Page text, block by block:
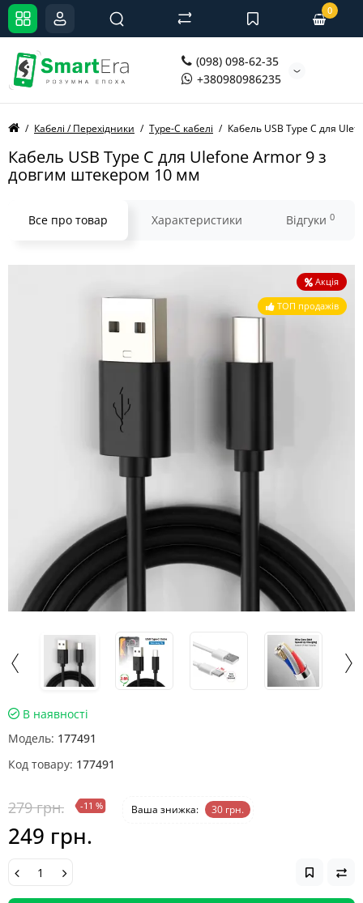
(098) 098-62-35
+380980986235
0
Кабелі / Перехідники Type-C кабелі Кабель USB Type C для
Кабель USB Type C для Ulefone Armor 9 з
довгим штекером 10 мм
Все про товар Характеристики Відгуки 0
Акція
ТОП продажів
В наявності
Модель: 177491
Код товару: 177491
279 грн. -11 % Ваша знижка: 30 грн.
249 грн.